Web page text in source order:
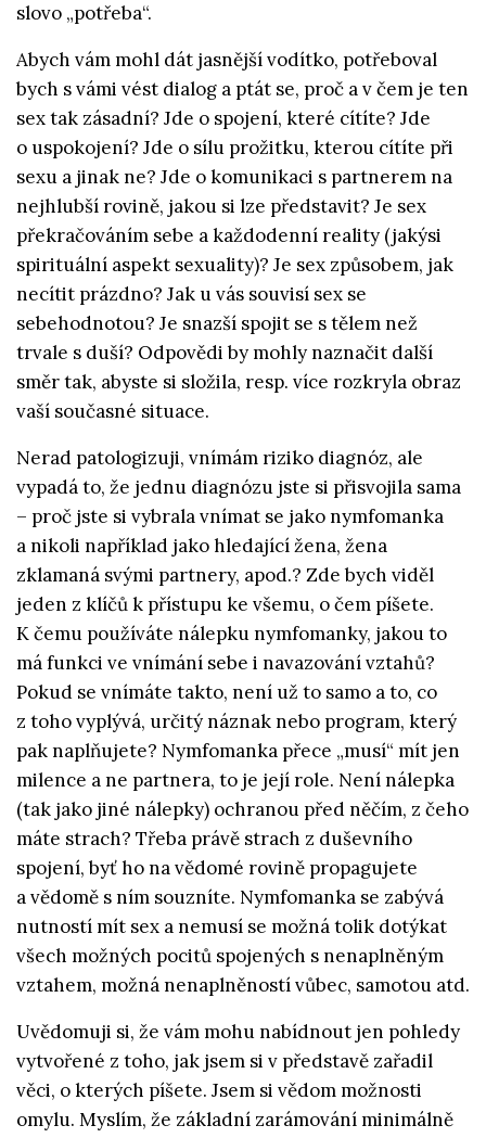
slovo „potřeba“.
Abych vám mohl dát jasnější vodítko, potřeboval
bych s vámi vést dialog a ptát se, proč a v čem je ten
sex tak zásadní? Jde o spojení, které cítíte? Jde
o uspokojení? Jde o sílu prožitku, kterou cítíte při
sexu a jinak ne? Jde o komunikaci s partnerem na
nejhlubší rovině, jakou si lze představit? Je sex
překračováním sebe a každodenní reality (jakýsi
spirituální aspekt sexuality)? Je sex způsobem, jak
necítit prázdno? Jak u vás souvisí sex se
sebehodnotou? Je snazší spojit se s tělem než
trvale s duší? Odpovědi by mohly naznačit další
směr tak, abyste si složila, resp. více rozkryla obraz
vaší současné situace.
Nerad patologizuji, vnímám riziko diagnóz, ale
vypadá to, že jednu diagnózu jste si přisvojila sama
– proč jste si vybrala vnímat se jako nymfomanka
a nikoli například jako hledající žena, žena
zklamaná svými partnery, apod.? Zde bych viděl
jeden z klíčů k přístupu ke všemu, o čem píšete.
K čemu používáte nálepku nymfomanky, jakou to
má funkci ve vnímání sebe i navazování vztahů?
Pokud se vnímáte takto, není už to samo a to, co
z toho vyplývá, určitý náznak nebo program, který
pak naplňujete? Nymfomanka přece „musí“ mít jen
milence a ne partnera, to je její role. Není nálepka
(tak jako jiné nálepky) ochranou před něčím, z čeho
máte strach? Třeba právě strach z duševního
spojení, byť ho na vědomé rovině propagujete
a vědomě s ním souzníte. Nymfomanka se zabývá
nutností mít sex a nemusí se možná tolik dotýkat
všech možných pocitů spojených s nenaplněným
vztahem, možná nenaplněností vůbec, samotou atd.
Uvědomuji si, že vám mohu nabídnout jen pohledy
vytvořené z toho, jak jsem si v představě zařadil
věci, o kterých píšete. Jsem si vědom možnosti
omylu. Myslím, že základní zarámování minimálně